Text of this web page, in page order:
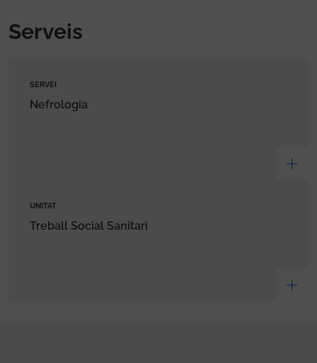
Serveis
SERVEI
Nefrologia
UNITAT
Treball Social Sanitari